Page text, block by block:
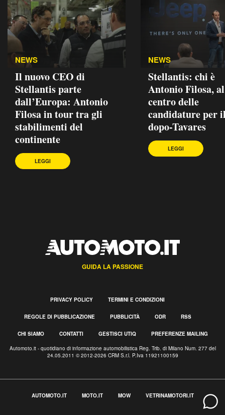
NEWS
Il nuovo CEO di
Stellantis parte
dall’Europa: Antonio
Filosa in tour tra gli
stabilimenti del
continente
LEGGI
NEWS
Stellantis: chi è
Antonio Filosa, al
centro delle
candidature per
dopo-Tavares
LEGGI
GUIDA LA PASSIONE
PRIVACY POLICY TERMINI E CONDIZIONI
REGOLE DI PUBBLICAZIONE PUBBLICITÀ ODR RSS
CHI SIAMO CONTATTI GESTISCI UTIQ PREFERENZE MAILING
Automoto.it - quotidiano di informazione automobilistica Reg. Trib. di Milano Num. 277 del
24.05.2011 © 2012-2026 CRM S.r.l. P.Iva 11921100159
AUTOMOTO.IT MOTO.IT MOW VETRINAMOTORI.IT